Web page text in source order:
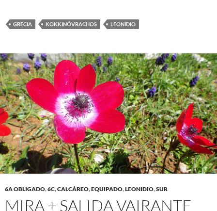
GRECIA KOKKINÓVRACHOS LEONIDIO
6A OBLIGADO,6C,CALCÁREO,EQUIPADO,LEONIDIO,SUR
MIRA + SALIDA VAIRANTE